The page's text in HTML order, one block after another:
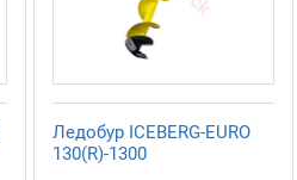
Ледобур ICEBERG-EURO
130(R)-1300